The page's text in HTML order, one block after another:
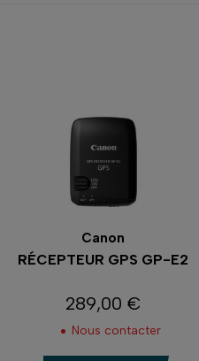
Canon
RÉCEPTEUR GPS GP-E2
Prix
289,00 €
Nous contacter